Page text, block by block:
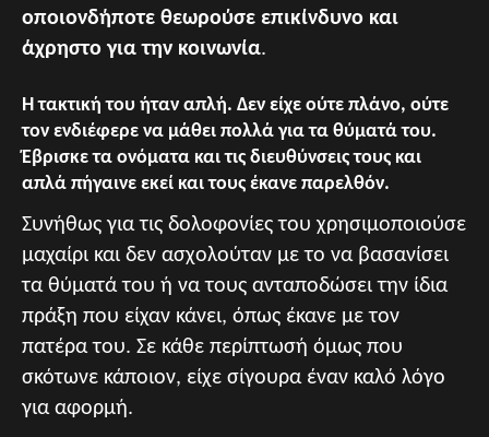
οποιονδήποτε θεωρούσε επικίνδυνο και
άχρηστο για την κοινωνία.
Η τακτική του ήταν απλή. Δεν είχε ούτε πλάνο, ούτε
τον ενδιέφερε να μάθει πολλά για τα θύματά του.
Έβρισκε τα ονόματα και τις διευθύνσεις τους και
απλά πήγαινε εκεί και τους έκανε παρελθόν.
Συνήθως για τις δολοφονίες του χρησιμοποιούσε
μαχαίρι και δεν ασχολούταν με το να βασανίσει
τα θύματά του ή να τους ανταποδώσει την ίδια
πράξη που είχαν κάνει, όπως έκανε με τον
πατέρα του. Σε κάθε περίπτωσή όμως που
σκότωνε κάποιον, είχε σίγουρα έναν καλό λόγο
για αφορμή.